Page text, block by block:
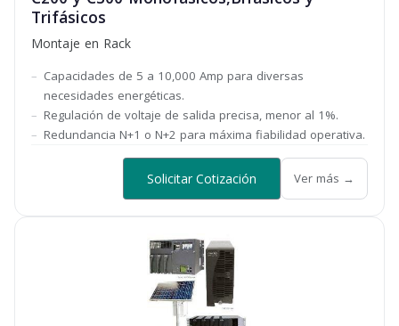
Trifásicos
Montaje en Rack
Capacidades de 5 a 10,000 Amp para diversas
necesidades energéticas.
Regulación de voltaje de salida precisa, menor al 1%.
Redundancia N+1 o N+2 para máxima fiabilidad operativa.
Solicitar Cotización Ver más →